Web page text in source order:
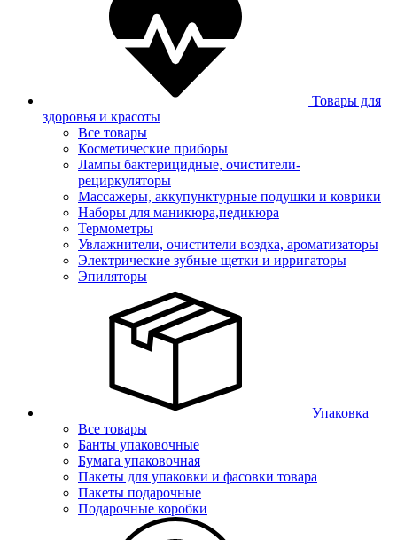
Товары для
здоровья и красоты
Все товары
Косметические приборы
Лампы бактерицидные, очистители-
рециркуляторы
Массажеры, аккупунктурные подушки и коврики
Наборы для маникюра,педикюра
Термометры
Увлажнители, очистители воздха, ароматизаторы
Электрические зубные щетки и ирригаторы
Эпиляторы
Упаковка
Все товары
Банты упаковочные
Бумага упаковочная
Пакеты для упаковки и фасовки товара
Пакеты подарочные
Подарочные коробки